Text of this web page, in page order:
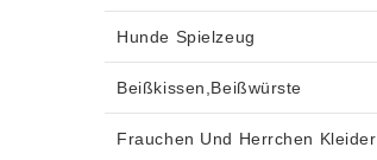
Hunde Spielzeug
Beißkissen,Beißwürste
Frauchen Und Herrchen Kleider